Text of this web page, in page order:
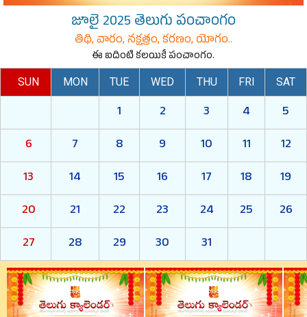
జూలై 2025 తెలుగు పంచాంగం
తిథి, వారం, నక్షత్రం, కరణం, యోగం..
ఈ ఐదింటి కలయికే పంచాంగం.
SUN MON TUE WED THU FRI SAT
1 2 3 4
5
6
7 8 9 10 11
12
13
14 15 16 17 18
19
20
21 22 23 24 25
26
27
28 29 30 31